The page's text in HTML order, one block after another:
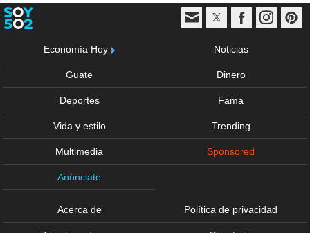
Economía Hoy Noticias
Guate Dinero
Deportes Fama
Vida y estilo Trending
Multimedia Sponsored
Anúnciate
Acerca de Política de privacidad